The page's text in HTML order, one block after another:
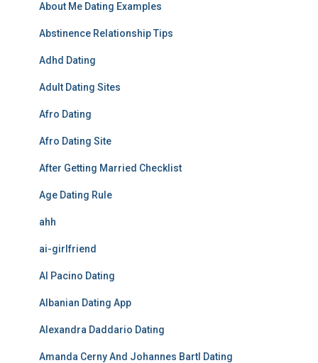
About Me Dating Examples
Abstinence Relationship Tips
Adhd Dating
Adult Dating Sites
Afro Dating
Afro Dating Site
After Getting Married Checklist
Age Dating Rule
ahh
ai-girlfriend
Al Pacino Dating
Albanian Dating App
Alexandra Daddario Dating
Amanda Cerny And Johannes Bartl Dating